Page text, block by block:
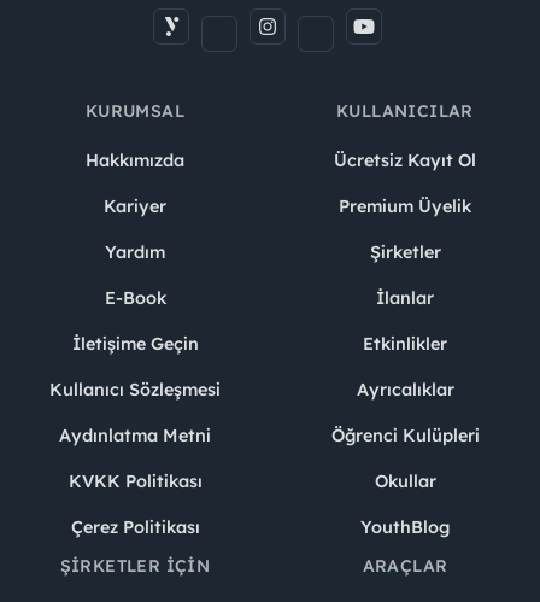
KURUMSAL
Hakkımızda
Kariyer
Yardım
E-Book
İletişime Geçin
Kullanıcı Sözleşmesi
Aydınlatma Metni
KVKK Politikası
Çerez Politikası
KULLANICILAR
Ücretsiz Kayıt Ol
Premium Üyelik
Şirketler
İlanlar
Etkinlikler
Ayrıcalıklar
Öğrenci Kulüpleri
Okullar
YouthBlog
ŞIRKETLER İÇIN
ARAÇLAR